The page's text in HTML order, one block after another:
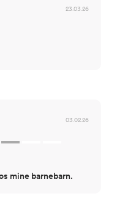
23.03.26
03.02.26
mine barnebarn.